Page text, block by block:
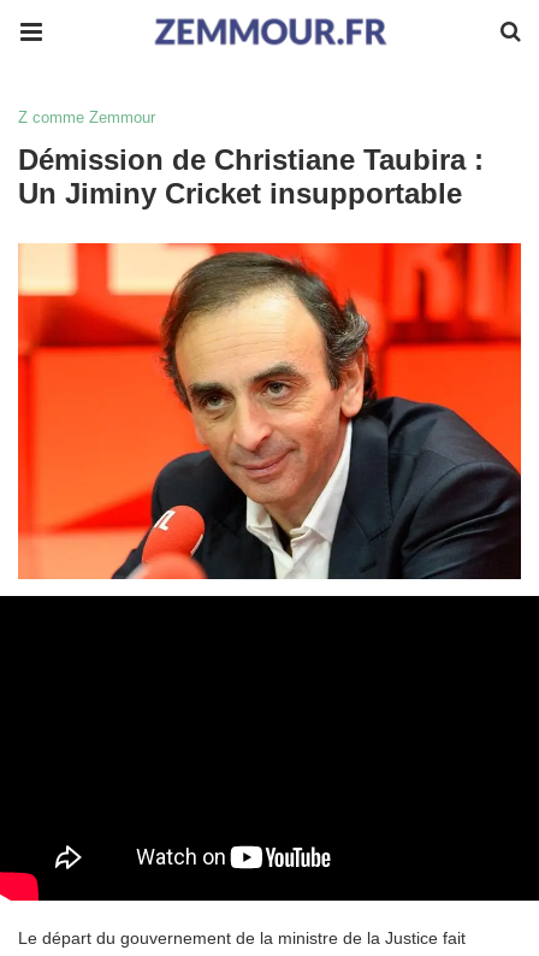
Z comme Zemmour
Démission de Christiane Taubira :
Un Jiminy Cricket insupportable
Le départ du gouvernement de la ministre de la Justice fait